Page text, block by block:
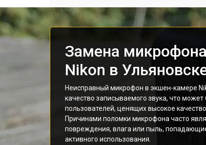
Замена
Nikon в
Неисправный микрофон в экшен-камере
качество записываемого звука, что
пользователей, ценящих высокое
Причинами поломки микрофона часто
повреждения, влага или пыль,
активного использования.